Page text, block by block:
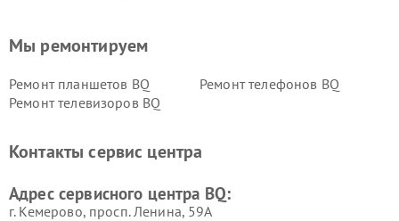
Мы ремонтируем
Ремонт планшетов BQ
Ремонт телефонов BQ
Ремонт телевизоров BQ
Контакты сервис центра
Адрес сервисного центра BQ:
г. Кемерово, просп. Ленина, 59А